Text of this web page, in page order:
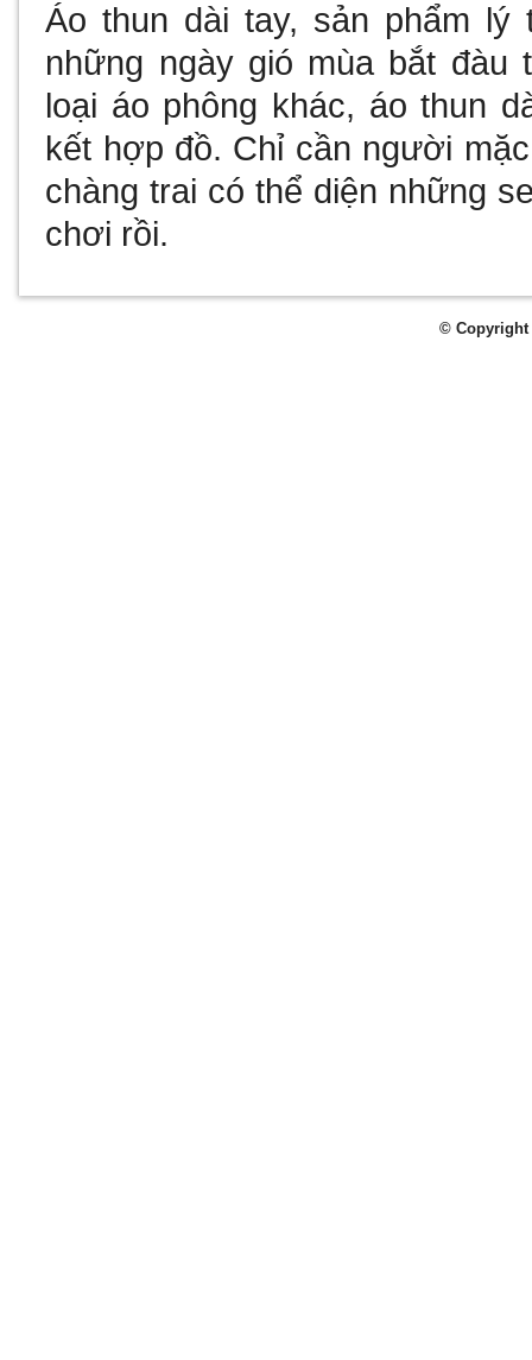
Áo thun dài tay, sản phẩm
những ngày gió mùa bắt đàu
loại áo phông khác, áo thun
kết hợp đồ. Chỉ cần người
chàng trai có thể diện những
chơi rồi.
© Copyright